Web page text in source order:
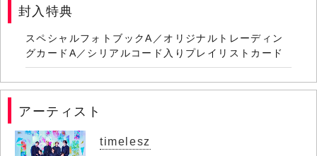
封入特典
スペシャルフォトブックA／オリジナルトレーディン
グカードA／シリアルコード入りプレイリストカード
アーティスト
timelesz